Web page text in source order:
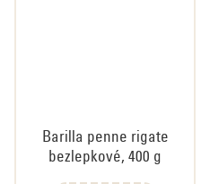
Barilla penne rigate
bezlepkové, 400 g